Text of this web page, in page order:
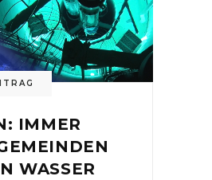
IMMER
WASSER